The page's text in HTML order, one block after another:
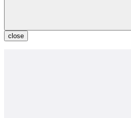
close